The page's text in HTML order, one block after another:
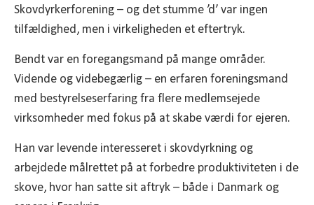
Skovdyrkerforening – og det stumme ’d’ var ingen
tilfældighed, men i virkeligheden et eftertryk.
Bendt var en foregangsmand på mange områder.
Vidende og videbegærlig – en erfaren foreningsmand
med bestyrelseserfaring fra flere medlemsejede
virksomheder med fokus på at skabe værdi for ejeren.
Han var levende interesseret i skovdyrkning og
arbejdede målrettet på at forbedre produktiviteten i de
skove, hvor han satte sit aftryk – både i Danmark og